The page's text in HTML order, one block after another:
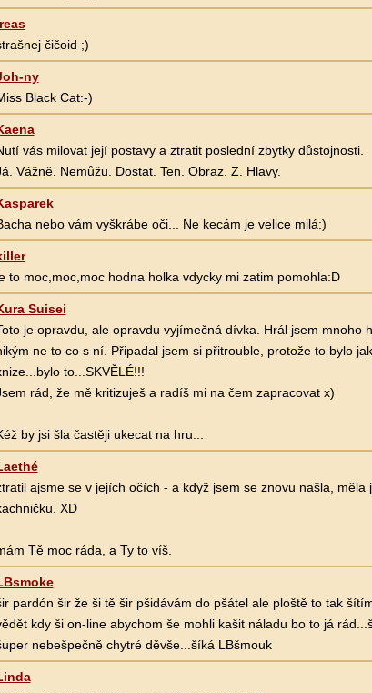
čičoid ;)
ny
Black Cat:-)
vás milovat její postavy a ztratit poslední zbytky důstojnosti.
Vážně. Nemůžu. Dostat. Ten. Obraz. Z. Hlavy.
nebo vám vyškrábe oči... Ne kecám je velice milá:)
to moc,moc,moc hodna holka vdycky mi zatim pomohla:D
Suisei
je opravdu, ale opravdu vyjímečná dívka. Hrál jsem mnoho
ne to co s ní. Připadal jsem si přitrouble, protože to bylo
to...SKVĚLÉ!!!
rád, že mě kritizuješ a radíš mi na čem zapracovat x)
by jsi šla častěji ukecat na hru...
ajsme se v jejích očích - a když jsem se znovu našla, měla
XD
Tě moc ráda, a Ty to víš.
pardón šir že ši tě šir pšidávám do pšátel ale ploště to tak
kdy ši on-line abychom še mohli kašit náladu bo to já
nebešpečně chytré děvše...šíká LBšmouk